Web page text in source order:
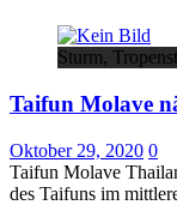
Sturm,
Taifun Molave
Oktober 29, 2020 0
Taifun Molave
des Taifuns im